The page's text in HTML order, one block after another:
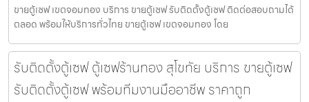
ขายตู้เซฟ เขตจอมทอง บริการ ขายตู้เซฟ รับติดตั้งตู้เซฟ ติดต่อสอบถามได้
ตลอด พร้อมให้บริการทั่วไทย ขายตู้เซฟ เขตจอมทอง โดย
รับติดตั้งตู้เซฟ ตู้เซฟร้านทอง สุโขทัย บริการ ขายตู้เซฟ
รับติดตั้งตู้เซฟ พร้อมทีมงานมืออาชีพ ราคาถูก